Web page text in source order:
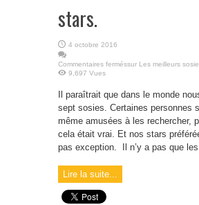
stars.
4 octobre 2016
Commentaires ferméssur Les meilleurs
9,697 Vues
Il paraîtrait que dans le monde
sept sosies. Certaines personnes
même amusées à les rechercher,
cela était vrai. Et nos stars
pas exception. Il n’y a pas que
Lire la suite...